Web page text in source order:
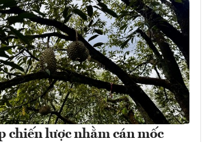
chiến lược nhằm cán mốc